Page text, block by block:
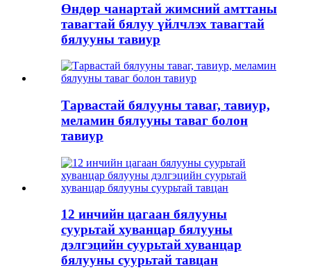
Өндөр чанартай жимсний амттаны
тавагтай бялуу үйлчлэх тавагтай
бялууны тавиур
Тарвастай бялууны таваг, тавиур,
меламин бялууны таваг болон
тавиур
12 инчийн цагаан бялууны
суурьтай хуванцар бялууны
дэлгэцийн суурьтай хуванцар
бялууны суурьтай тавцан